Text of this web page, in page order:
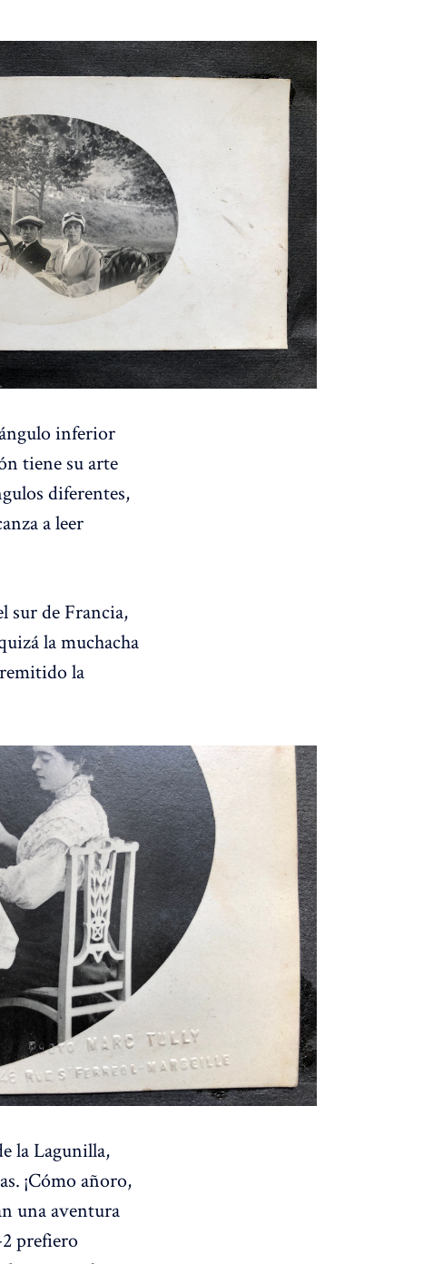
inferior
tiene su arte
diferentes,
a leer
sur de Francia,
la muchacha
la
la Lagunilla,
¡Cómo añoro,
una aventura
prefiero